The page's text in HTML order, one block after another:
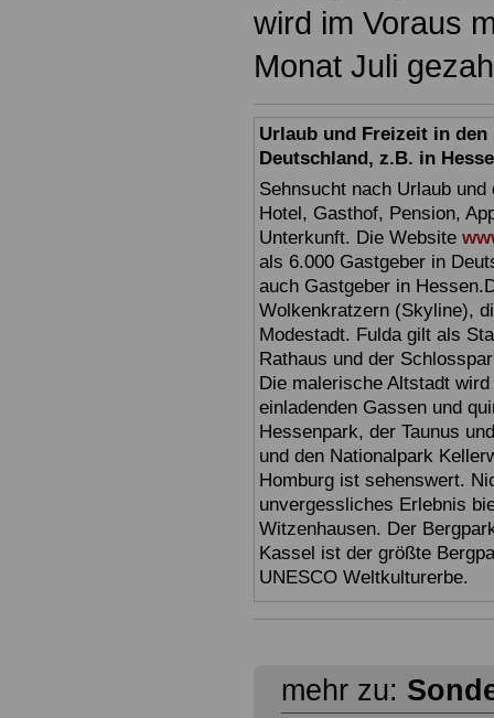
wird im Voraus
Monat Juli
Urlaub und Freizeit in
Deutschland, z.B. in
Sehnsucht nach Urlaub
Hotel, Gasthof, Pension,
Unterkunft. Die Website
als 6.000 Gastgeber in
auch Gastgeber in
Wolkenkratzern (Skyline),
Modestadt. Fulda gilt als
Rathaus und der
Die malerische Altstadt
einladenden Gassen und
Hessenpark, der Taunus
und den Nationalpark
Homburg ist sehenswert.
unvergessliches Erlebnis
Witzenhausen. Der
Kassel ist der größte
UNESCO Weltkulturerbe.
mehr zu: